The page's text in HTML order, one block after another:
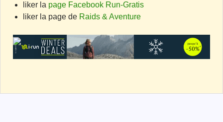
liker la page Facebook Run-Gratis
liker la page de Raids & Aventure